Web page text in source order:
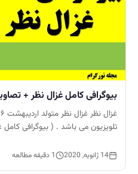
بیوگرافی کامل غزال نظر +
تلویزیون می باشد . ( بیوگرافی کامل
14 ژانویه, 2020 1 دقیقه مطالعه